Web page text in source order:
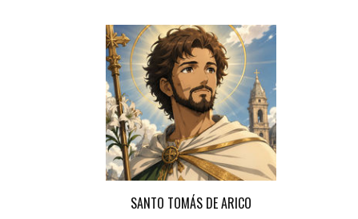
SANTO TOMÁS DE ARICO